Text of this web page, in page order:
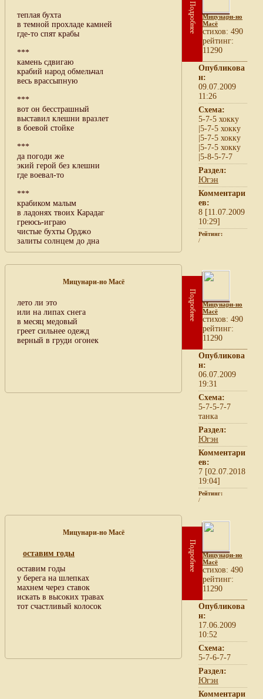
теплая бухта
в темной прохладе камней
где-то спят крабы
***
камень сдвигаю
крабий народ обмельчал
весь врассыпную
***
вот он бесстрашный
выставил клешни вразлет
в боевой стойке
***
да погоди же
экий герой без клешни
где воевал-то
***
крабиком малым
в ладонях твоих Карадаг
греюсь-играю
чистые бухты Орджо
залиты солнцем до дна
Подробнее
Мицунари-но
Масё
cтихов: 490
рейтинг:
11290
Опубликова
н:
09.07.2009
11:26
Схема:
5-7-5 хокку
|5-7-5 хокку
|5-7-5 хокку
|5-7-5 хокку
|5-8-5-7-7
Раздел:
Югэн
Комментари
ев:
8 [11.07.2009
10:29]
Рейтинг:
/
Мицунари-но Масё
лето ли это
или на липах снега
в месяц медовый
греет сильнее одежд
верный в груди огонек
Подробнее
Мицунари-но
Масё
cтихов: 490
рейтинг:
11290
Опубликова
н:
06.07.2009
19:31
Схема:
5-7-5-7-7
танка
Раздел:
Югэн
Комментари
ев:
7 [02.07.2018
19:04]
Рейтинг:
/
Мицунари-но Масё
оставим годы
оставим годы
у берега на шлепках
махнем через ставок
искать в высоких травах
тот счастливый колосок
Подробнее
Мицунари-но
Масё
cтихов: 490
рейтинг:
11290
Опубликова
н:
17.06.2009
10:52
Схема:
5-7-6-7-7
Раздел:
Югэн
Комментари